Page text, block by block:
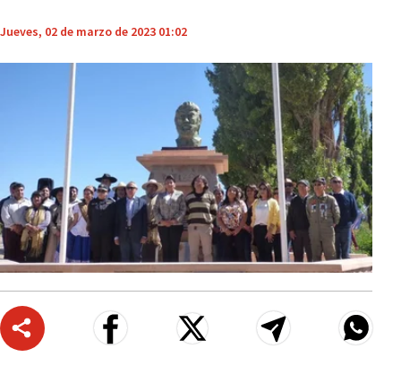
Jueves, 02 de marzo de 2023 01:02